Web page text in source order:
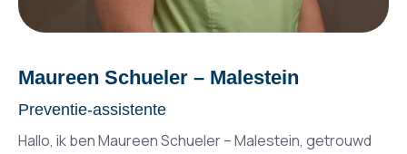
Maureen Schueler – Malestein
Preventie-assistente
Hallo, ik ben Maureen Schueler – Malestein, getrouwd